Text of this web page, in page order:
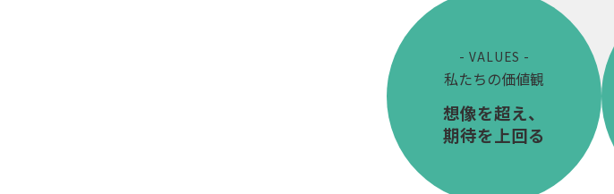
- VALUES -
私たちの価値観
想像を超え、
期待を上回る